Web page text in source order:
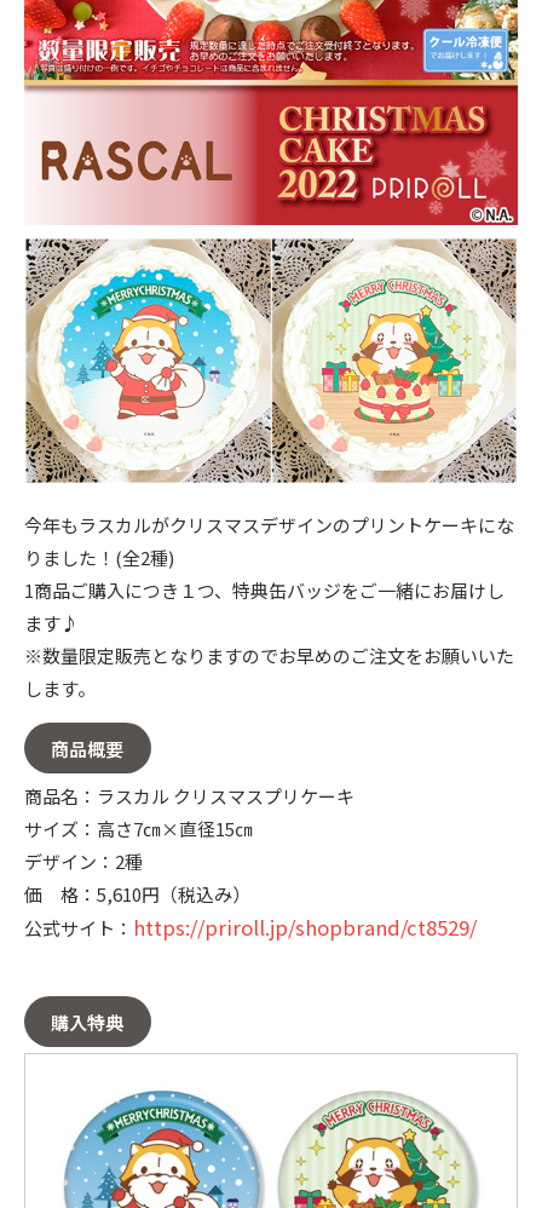
今年もラスカルがクリスマスデザインのプリントケーキにな
りました！(全2種)
1商品ご購入につき１つ、特典缶バッジをご一緒にお届けし
ます♪
※数量限定販売となりますのでお早めのご注文をお願いいた
します。
商品概要
商品名：ラスカル クリスマスプリケーキ
サイズ：高さ7㎝×直径15㎝
デザイン：2種
価 格：5,610円（税込み）
公式サイト： https://priroll.jp/shopbrand/ct8529/
購入特典